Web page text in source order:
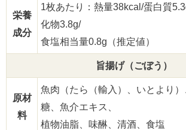
栄養
成分
1枚あたり：熱量38kcal/蛋白質
化物3.8g/
食塩相当量0.8g（推定値）
旨揚げ（ごぼう）
原材
料
魚肉（たら（輸入）、いとより
糖、魚介エキス、
植物油脂、味醂、清酒、食塩